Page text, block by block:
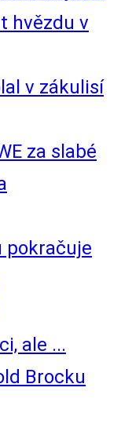
hvězdu v
v zákulisí
za slabé
pokračuje
ale ...
Brocku